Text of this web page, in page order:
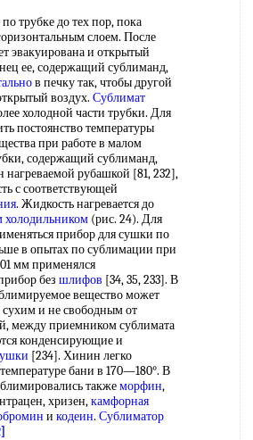
трубке до тех пор, пока
слоем. После
эвакуирована и открытый
ее, содержащий сублиманд,
в печку так, чтобы другой
воздух. Сублимат
холодной части трубки. Для
постоянство температуры
при работе в малом
содержащий сублиманд,
рубашкой [81, 232],
с соответствующей
. Жидкость нагревается до
холодильником (рис. 24). Для
прибор для сушки по
в опытах по сублимации при
мм применялся
без шлифов [34, 35, 233]. В
вещество может
сухим и не свободным от
между приемником сублимата
конденсирующие и
[234]. Хинин легко
бани в 170—180°. В
такжеморфин,
хризен,камфорная
и кодеин. Сублиматор